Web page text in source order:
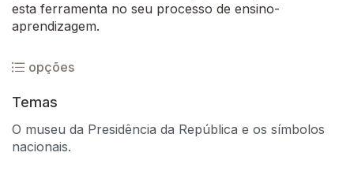
esta ferramenta no seu processo de ensino-
aprendizagem.
opções
Temas
O museu da Presidência da República e os símbolos
nacionais.